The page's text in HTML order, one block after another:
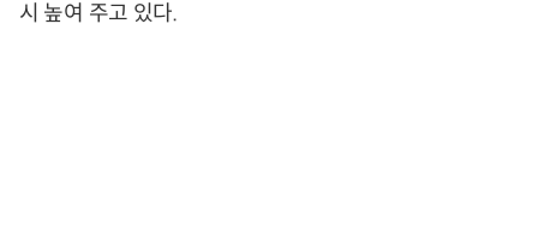
시 높여 주고 있다.